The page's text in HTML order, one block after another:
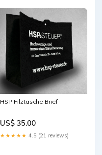
HSP Filztasche Brief
US$ 35.00
★★★★★ 4.5 (21 reviews)